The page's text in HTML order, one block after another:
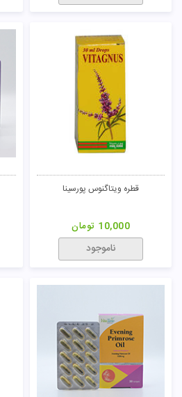
قطره ویتاگنوس پورسینا
10,000 تومان
ناموجود